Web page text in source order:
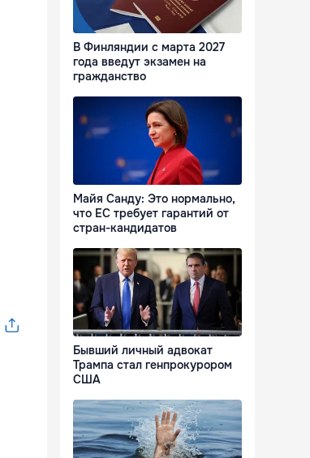
В Финляндии с марта 2027
года введут экзамен на
гражданство
Майя Санду: Это нормально,
что ЕС требует гарантий от
стран-кандидатов
Бывший личный адвокат
Трампа стал генпрокурором
США